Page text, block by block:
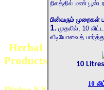
Herbal
Products
நிலத்தில் மண்
பின்வரும் முறைகள்
1. முதலில் 10
வீடியோவைத்
10
10